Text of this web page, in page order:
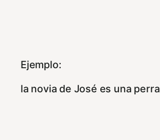
Ejemplo:
la novia de José es una perra